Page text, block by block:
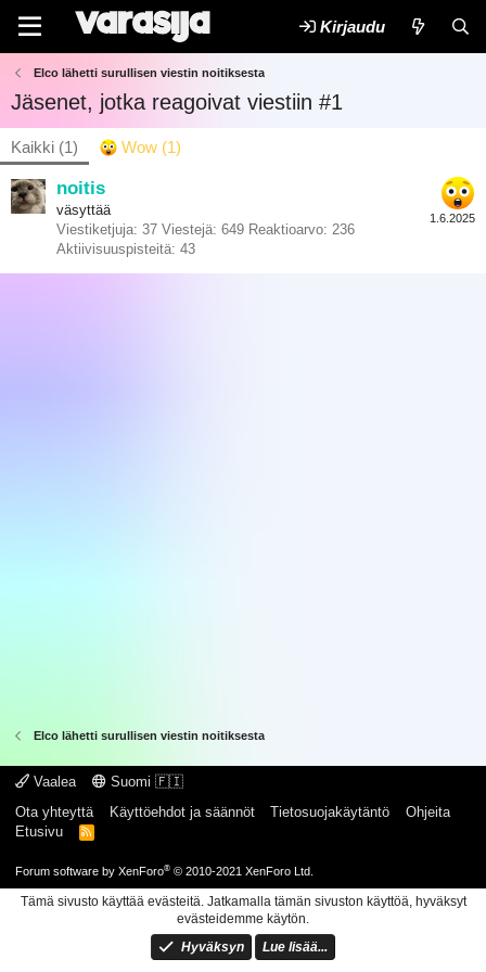
Kirjaudu
Elco lähetti surullisen viestin noitiksesta
Jäsenet, jotka reagoivat viestiin #1
Kaikki (1) Wow (1)
1.6.2025
noitis
väsyttää
Viestiketjuja 37 Viestejä 649 Reaktioarvo 236
Aktiivisuuspisteitä 43
Elco lähetti surullisen viestin noitiksesta
Vaalea
Suomi 🇫🇮
Ota yhteyttä
Käyttöehdot ja säännöt Tietosuojakäytäntö
Ohjeita
Etusivu
R
Forum software by XenForo® © 2010-2021 XenForo Ltd.
Tämä sivusto käyttää evästeitä. Jatkamalla tämän sivuston käyttöä, hyväksyt
evästeidemme käytön.
Hyväksyn
Lue lisää...